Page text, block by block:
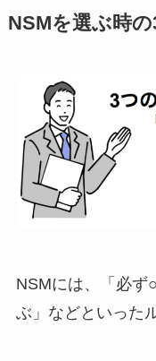
NSMを選ぶ時
NSMには、「必ず
ぶ」などといった